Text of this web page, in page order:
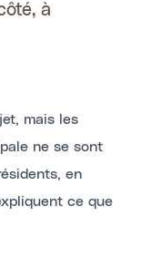
à
mais les
ne se sont
en
ce que